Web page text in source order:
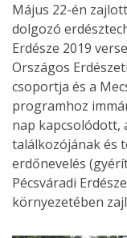
Május 22-én
dolgozó
Erdésze 2019
Országos
csoportja és a
programhoz
nap kapcsolódott,
találkozójának és
erdőnevelés
Pécsváradi
környezetében